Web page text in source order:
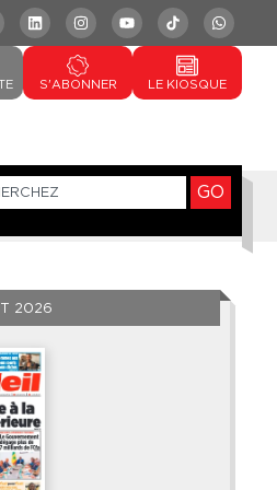
S'ABONNER LE KIOSQUE
GO
2026